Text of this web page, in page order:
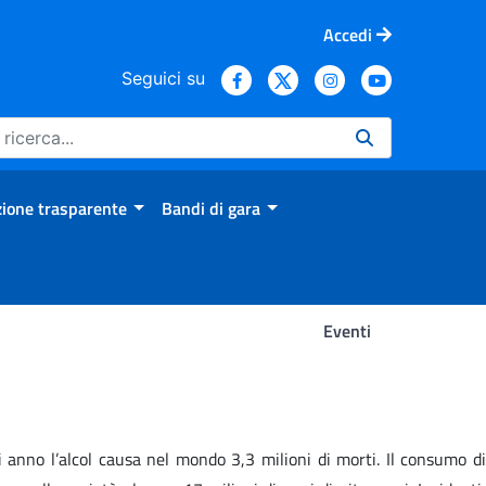
Accedi
Seguici su
trasparente Bandi di gara
Eventi
l’alcol causa nel mondo 3,3 milioni di morti. Il consumo di